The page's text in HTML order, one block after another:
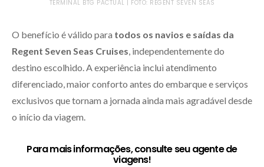
TERMINAL BTG PACTUAL | FOTO: REGENT SEVEN SEAS
O benefício é válido para todos os navios e saídas da
Regent Seven Seas Cruises, independentemente do
destino escolhido. A experiência inclui atendimento
diferenciado, maior conforto antes do embarque e serviços
exclusivos que tornam a jornada ainda mais agradável desde
o início da viagem.
Para mais informações, consulte seu agente de
viagens!